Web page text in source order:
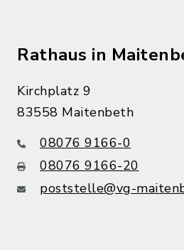
Rathaus in
Kirchplatz 9
83558 Maitenbeth
08076 9166-0
08076 9166-20
poststelle@vg-